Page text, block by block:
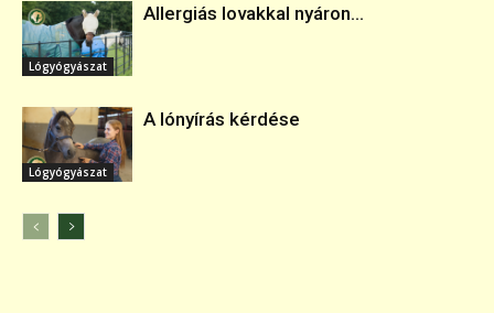
Lógyógyászat
Allergiás lovakkal nyáron...
Lógyógyászat
A lónyírás kérdése